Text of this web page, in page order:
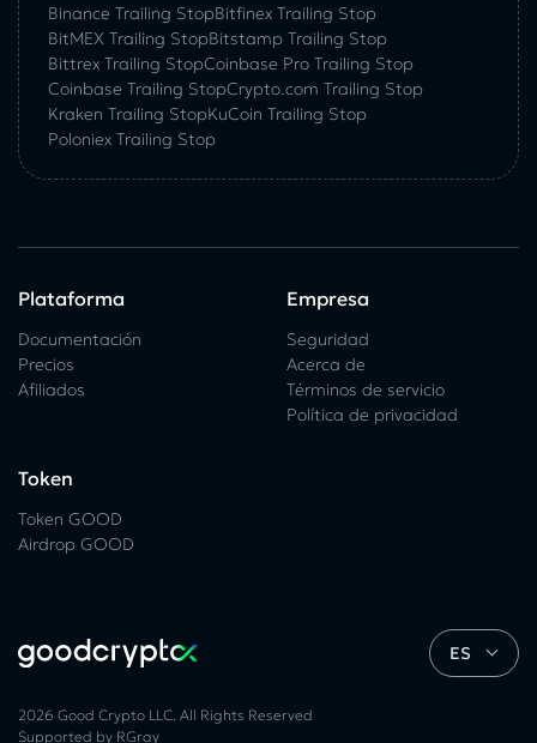
Binance Trailing StopBitfinex Trailing Stop
BitMEX Trailing StopBitstamp Trailing Stop
Bittrex Trailing StopCoinbase Pro Trailing Stop
Coinbase Trailing StopCrypto.com Trailing Stop
Kraken Trailing StopKuСoin Trailing Stop
Poloniex Trailing Stop
ES
2026 Good Crypto LLC. All Rights Reserved
Supported by RGray
Plataforma
Documentación
Precios
Afiliados
Empresa
Seguridad
Acerca de
Términos de servicio
Política de privacidad
Token
Token GOOD
Airdrop GOOD